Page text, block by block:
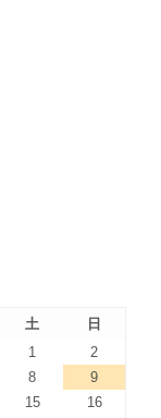
土
日
1
2
8
9
15
16